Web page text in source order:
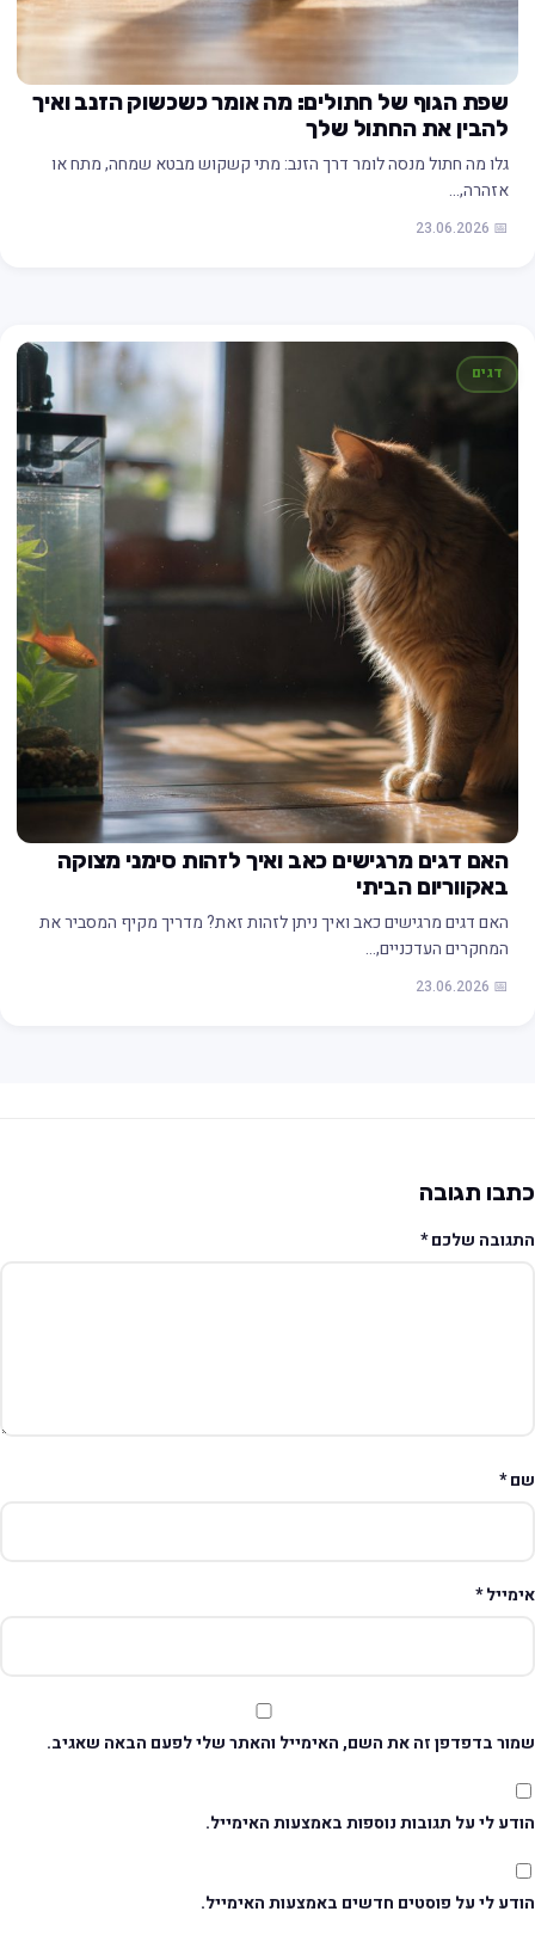
שפת הגוף של חתולים: מה אומר כשכשוק הזנב ואיך
להבין את החתול שלך
גלו מה חתול מנסה לומר דרך הזנב: מתי קשקוש מבטא שמחה, מתח או
אזהרה,…
📅 23.06.2026
דגים
האם דגים מרגישים כאב ואיך לזהות סימני מצוקה
באקווריום הביתי
האם דגים מרגישים כאב ואיך ניתן לזהות זאת? מדריך מקיף המסביר את
המחקרים העדכניים,…
📅 23.06.2026
תגובה
שלכם*
*
*
בדפדפן זה את השם, האימייל והאתר שלי לפעם הבאה שאגיב.
לי על תגובות נוספות באמצעות האימייל.
לי על פוסטים חדשים באמצעות האימייל.